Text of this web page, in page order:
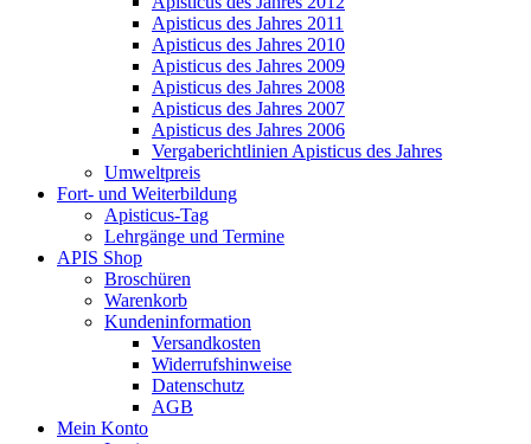
Apisticus des Jahres 2011
Apisticus des Jahres 2010
Apisticus des Jahres 2009
Apisticus des Jahres 2008
Apisticus des Jahres 2007
Apisticus des Jahres 2006
Vergaberichtlinien Apisticus des Jahres
Umweltpreis
Fort- und Weiterbildung
Apisticus-Tag
Lehrgänge und Termine
APIS Shop
Broschüren
Warenkorb
Kundeninformation
Versandkosten
Widerrufshinweise
Datenschutz
AGB
Mein Konto